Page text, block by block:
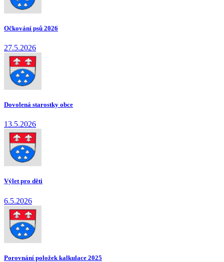
Očkování psů 2026
27.5.2026
Dovolená starostky obce
13.5.2026
Výlet pro děti
6.5.2026
Porovnání položek kalkulace 2025